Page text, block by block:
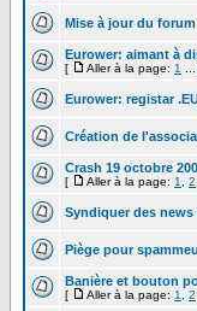
Mise à jour du forum
Eurower: aimant à
[ Aller à la page: 1
Eurower: registar
Création de
Crash 19 octobre
[ Aller à la page: 1 2
Syndiquer des news
Piège pour
Banière et bouton
[ Aller à la page: 1 2